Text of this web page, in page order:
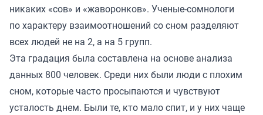
никаких «сов» и «жаворонков». Ученые-сомнологи
по характеру взаимоотношений со сном разделяют
всех людей не на 2, а на 5 групп.
Эта градация была составлена на основе анализа
данных 800 человек. Среди них были люди с плохим
сном, которые часто просыпаются и чувствуют
усталость днем. Были те, кто мало спит, и у них чаще